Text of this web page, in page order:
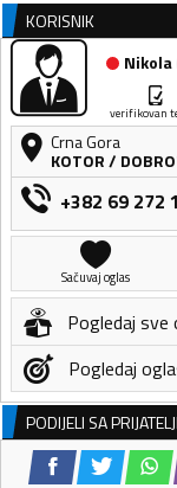
KORISNIK
Nikola
verifikovan
Crna Gora
KOTOR/
+382 69 272
Sačuvaj oglas
Pogledaj sve
Pogledaj
PODIJELI SA